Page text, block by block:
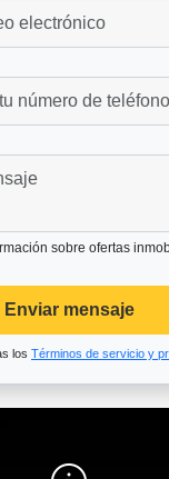
sobre ofertas
Enviar mensaje
los Términos de servicio y